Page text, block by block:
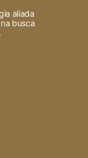
aliada
busca